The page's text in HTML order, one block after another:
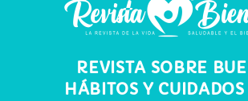
REVISTA SOBRE
HÁBITOS Y